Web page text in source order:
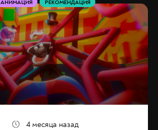
АНИМАЦИЯ РЕКОМЕНДАЦИЯ
4 месяца назад